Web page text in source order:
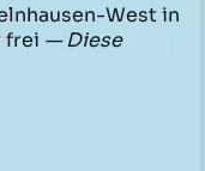
West in
frei — Diese